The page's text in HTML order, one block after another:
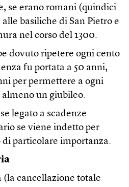
se erano romani (quindici
basiliche di San Pietro e
nel corso del 1300.
dovuto ripetere ogni cento
fu portata a 50 anni,
per permettere a ogni
un giubileo.
legato a scadenze
se viene indetto per
particolare importanza.
(la cancellazione totale